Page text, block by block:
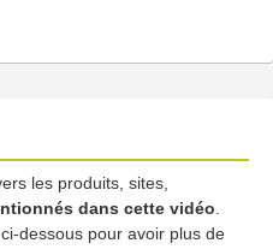
les produits, sites,
dans cette vidéo
dessous pour avoir plus de